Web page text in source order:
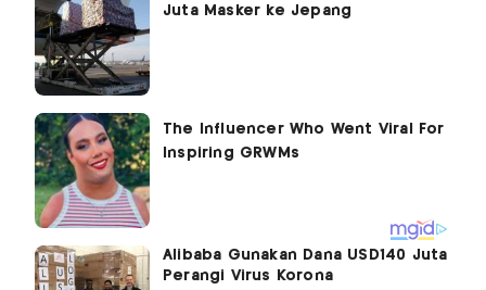
Juta Masker ke Jepang
Alibaba Gunakan Dana USD140 Juta
Perangi Virus Korona